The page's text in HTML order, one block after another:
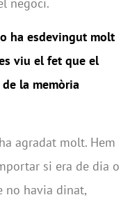
ha esdevingut molt
viu el fet que el
la memòria
agradat molt. Hem
si era de dia o
no havia dinat,